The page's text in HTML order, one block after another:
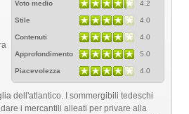
Voto medio 4.2
Stile 4.0
Contenuti 4.0
Approfondimento 5.0
Piacevolezza 4.0
dell'atlantico. I sommergibili tedeschi
i mercantili alleati per privare alla